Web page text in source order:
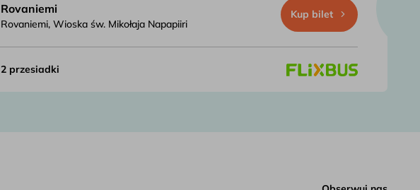
Rovaniemi
Rovaniemi, Wioska św. Mikołaja Napapiiri
Kup bilet
2 przesiadki